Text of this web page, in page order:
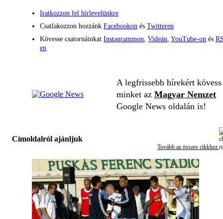
Iratkozzon fel hírlevelünkre
Csatlakozzon hozzánk Facebookon és Twitteren
Kövesse csatornáinkat Instagrammon Videán YouTube-on és
en
A legfrissebb hírekért kövess
minket az Magyar Nemzet
Google News oldalán is!
Címoldalról ajánljuk
Tovább az összes cikkhez